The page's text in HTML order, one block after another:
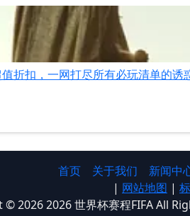
折扣，一网打尽所有必玩清单的诱
首页 关于我们 新闻中
| 网站地图 |
2026 2026 世界杯赛程FIFA All